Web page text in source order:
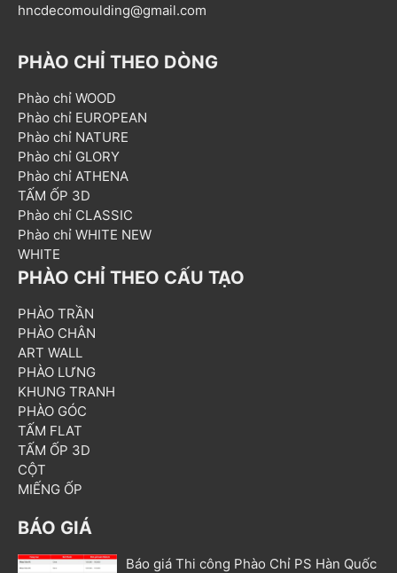
hncdecomoulding@gmail.com
PHÀO CHỈ THEO DÒNG
Phào chỉ WOOD
Phào chỉ EUROPEAN
Phào chỉ NATURE
Phào chỉ GLORY
Phào chỉ ATHENA
TẤM ỐP 3D
Phào chỉ CLASSIC
Phào chỉ WHITE NEW
WHITE
PHÀO CHỈ THEO CẤU TẠO
PHÀO TRẦN
PHÀO CHÂN
ART WALL
PHÀO LƯNG
KHUNG TRANH
PHÀO GÓC
TẤM FLAT
TẤM ỐP 3D
CỘT
MIẾNG ỐP
BÁO GIÁ
Báo giá Thi công Phào Chỉ PS Hàn Quốc